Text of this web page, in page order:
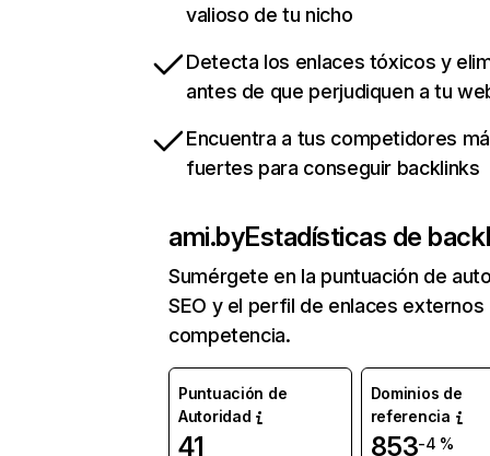
valioso de tu nicho
Detecta los enlaces tóxicos y
antes de que perjudiquen a tu
Encuentra a tus competidores
fuertes para conseguir backlinks
ami.byEstadísticas de
Sumérgete en la puntuación de
SEO y el perfil de enlaces externos
competencia.
Puntuación de
Autoridad
41
Dominios de
referencia
853-4 %